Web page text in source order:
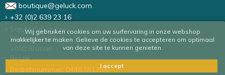
Wij gebruiken cookies om uw surfervaring in onze webshop
makkelijker te maken. Gelieve de cookies te accepteren om optimaal
van deze site te kunnen genieten.
I accept
boutique@geluck.com
+32 (0)2 639 23 16
Salut ! Ca va ? nv
Elizastraat 87
1050 Brussel
België
Bedrijfsnummer: 0448.561.850